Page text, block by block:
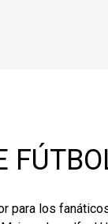
los